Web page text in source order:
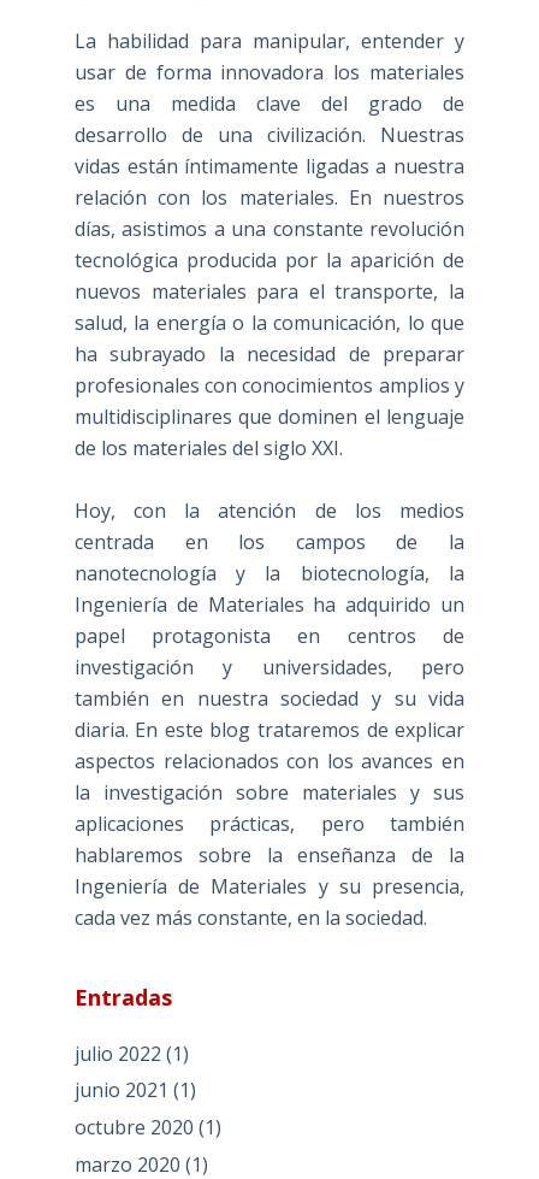
La habilidad para manipular, entender y
usar de forma innovadora los materiales
es una medida clave del grado de
desarrollo de una civilización. Nuestras
vidas están íntimamente ligadas a nuestra
relación con los materiales. En nuestros
días, asistimos a una constante revolución
tecnológica producida por la aparición de
nuevos materiales para el transporte, la
salud, la energía o la comunicación, lo que
ha subrayado la necesidad de preparar
profesionales con conocimientos amplios y
multidisciplinares que dominen el lenguaje
de los materiales del siglo XXI.
Hoy, con la atención de los medios
centrada en los campos de la
nanotecnología y la biotecnología, la
Ingeniería de Materiales ha adquirido un
papel protagonista en centros de
investigación y universidades, pero
también en nuestra sociedad y su vida
diaria. En este blog trataremos de explicar
aspectos relacionados con los avances en
la investigación sobre materiales y sus
aplicaciones prácticas, pero también
hablaremos sobre la enseñanza de la
Ingeniería de Materiales y su presencia,
cada vez más constante, en la sociedad.
Entradas
julio 2022 (1)
junio 2021 (1)
octubre 2020 (1)
marzo 2020 (1)